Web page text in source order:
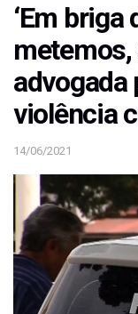
‘Em briga
metemos,
advogada
violência
14/06/2021